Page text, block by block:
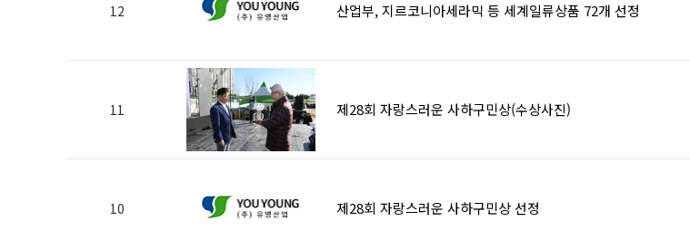
12 산업부, 지르코니아세라믹 등 세계일류상품 72개 선정
11 제28회 자랑스러운 사하구민상(수상사진)
10 제28회 자랑스러운 사하구민상 선정